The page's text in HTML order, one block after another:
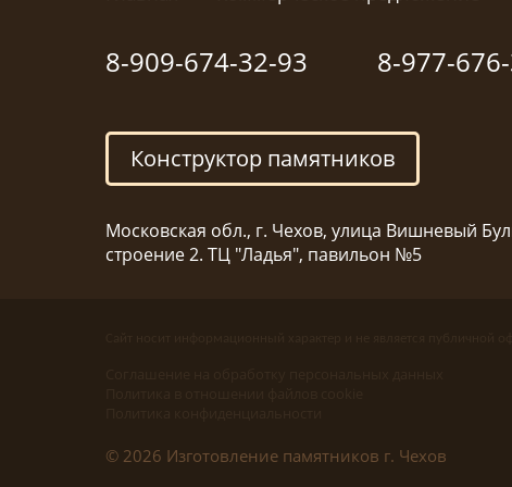
8-909-674-32-93 8-977-
Конструктор памятников
Московская обл., г. Чехов, улица Вишневый
строение 2. ТЦ "Ладья", павильон №5
© 2026 Изготовление памятников г. Чехов